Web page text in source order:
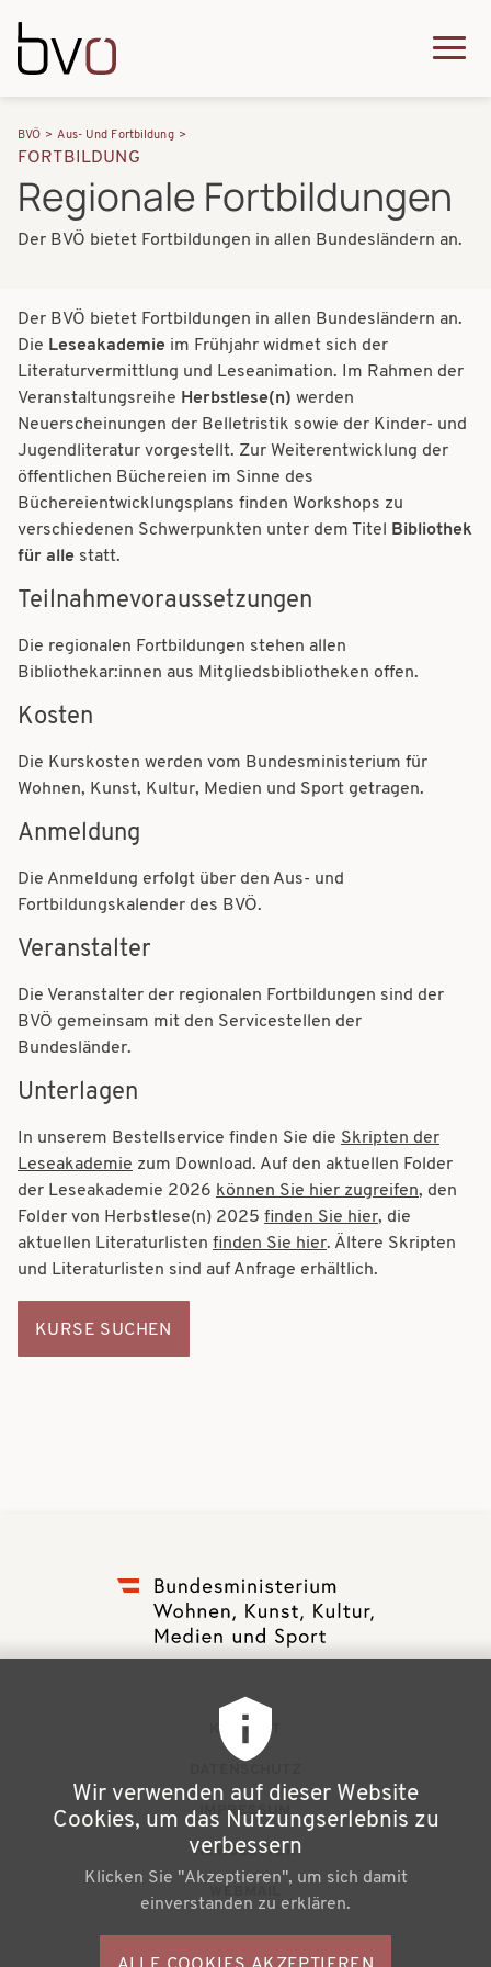
c
k
m
n
u
u
p
a
v
i
g
a
t
o
n
P
f
a
d
a
v
i
g
a
t
i
o
BVÖ Aus- Und Fortbildung
FORTBILDUNG
Regionale Fortbildungen
Der BVÖ bietet Fortbildungen in allen Bundesländern an.
Der BVÖ bietet Fortbildungen in allen Bundesländern an.
Die Leseakademie im Frühjahr widmet sich der
Literaturvermittlung und Leseanimation. Im Rahmen der
Veranstaltungsreihe Herbstlese(n) werden
Neuerscheinungen der Belletristik sowie der Kinder- und
Jugendliteratur vorgestellt. Zur Weiterentwicklung der
öffentlichen Büchereien im Sinne des
Büchereientwicklungsplans finden Workshops zu
verschiedenen Schwerpunkten unter dem Titel
Bibliothek
für alle statt.
Teilnahmevoraussetzungen
Die regionalen Fortbildungen stehen allen
Bibliothekar:innen aus Mitgliedsbibliotheken offen.
Kosten
Die Kurskosten werden vom Bundesministerium für
Wohnen, Kunst, Kultur, Medien und Sport getragen.
Anmeldung
Die Anmeldung erfolgt über den Aus- und
Fortbildungskalender des BVÖ.
Veranstalter
Die Veranstalter der regionalen Fortbildungen sind der
BVÖ gemeinsam mit den Servicestellen der
Bundesländer.
Unterlagen
In unserem Bestellservice finden Sie die Skripten der
Leseakademie zum Download. Auf den aktuellen Folder
der Leseakademie 2026 können Sie hier zugreifen, den
Folder von Herbstlese(n) 2025 finden Sie hier, die
aktuellen Literaturlisten finden Sie hier. Ältere Skripten
und Literaturlisten sind auf Anfrage erhältlich.
KURSE SUCHEN
ß
e
KONTAKT
IMPRESSUM
NEWSLETTER
Wir verwenden auf dieser Website
Cookies, um das Nutzungserlebnis zu
verbessern
Klicken Sie "Akzeptieren", um sich damit
einverstanden zu erklären.